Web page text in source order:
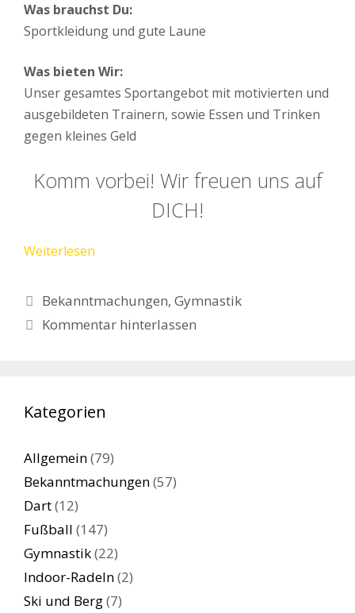
Was brauchst Du:
Sportkleidung und gute Laune
Was bieten Wir:
Unser gesamtes Sportangebot mit motivierten und
ausgebildeten Trainern, sowie Essen und Trinken
gegen kleines Geld
Komm vorbei! Wir freuen uns auf
DICH!
Weiterlesen
Kategorien
Bekanntmachungen,Gymnastik
Kommentar hinterlassen
Kategorien
Allgemein(79)
Bekanntmachungen(57)
Dart(12)
Fußball (147)
Gymnastik(22)
Indoor-Radeln(2)
Ski und Berg(7)